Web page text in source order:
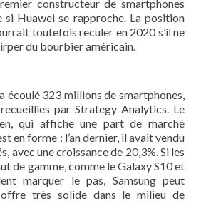
constructeur de smartphones
si Huawei se rapproche. La position
toutefois reculer en 2020 s’il ne
du bourbier américain.
écoulé 323 millions de smartphones,
par Strategy Analytics. Le
qui affiche une part de marché
en forme : l’an dernier, il avait vendu
avec une croissance de 20,3%. Si les
de gamme, comme le Galaxy S10 et
marquer le pas, Samsung peut
très solide dans le milieu de